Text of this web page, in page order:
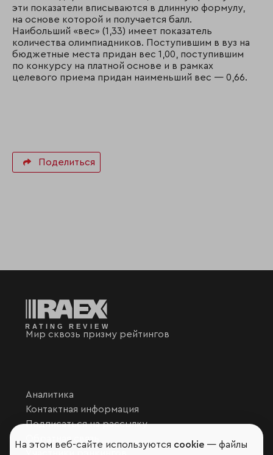
эти показатели вписываются в длинную формулу,
на основе которой и получается балл.
Наибольший «вес» (1,33) имеет показатель
количества олимпиадников. Поступившим в вуз на
бюджетные места придан вес 1,00, поступившим
по конкурсу на платной основе и в рамках
целевого приема придан наименьший вес — 0,66.
Поделиться
Мир сквозь призму рейтингов
Аналитика
Контактная информация
Подписаться на рассылку
Обратная связь
На этом веб-сайте используются cookie — файлы